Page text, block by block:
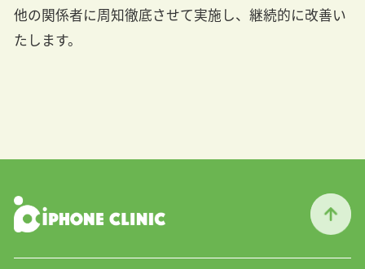
他の関係者に周知徹底させて実施し、継続的に改善い
たします。